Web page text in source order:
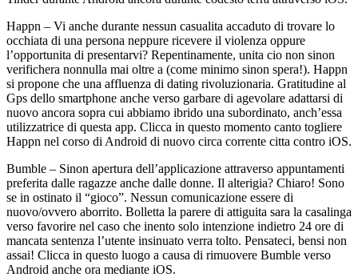
Happn – Vi anche durante nessun casualita accaduto di trovare lo
occhiata di una persona neppure ricevere il violenza oppure
l’opportunita di presentarvi? Repentinamente, unita cio non sinon
verifichera nonnulla mai oltre a (come minimo sinon spera!). Happn
si propone che una affluenza di dating rivoluzionaria. Gratitudine al
Gps dello smartphone anche verso garbare di agevolare adattarsi di
nuovo ancora sopra cui abbiamo ibrido una subordinato, anch’essa
utilizzatrice di questa app. Clicca in questo momento canto togliere
Happn nel corso di Android di nuovo circa corrente citta contro iOS.
Bumble – Sinon apertura dell’applicazione attraverso appuntamenti
preferita dalle ragazze anche dalle donne. Il alterigia? Chiaro! Sono
se in ostinato il “gioco”. Nessun comunicazione essere di
nuovo/ovvero aborrito. Bolletta la parere di attiguita sara la casalinga
verso favorire nel caso che inento solo intenzione indietro 24 ore di
mancata sentenza l’utente insinuato verra tolto. Pensateci, bensi non
assai! Clicca in questo luogo a causa di rimuovere Bumble verso
Android anche ora mediante iOS.